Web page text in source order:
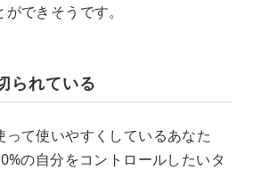
できそうです。
られている
て使いやすくしているあなた
の自分をコントロールしたいタ